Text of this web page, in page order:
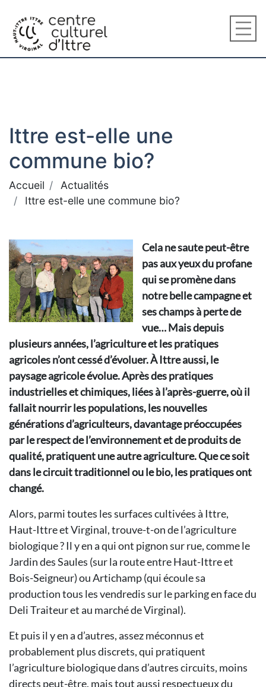
Ittre est-elle une
commune bio?
Accueil
Actualités
Ittre est-elle une commune bio?
Cela ne saute peut-être
pas aux yeux du profane
qui se promène dans
notre belle campagne et
ses champs à perte de
vue… Mais depuis
plusieurs années, l’agriculture et les pratiques
agricoles n’ont cessé d’évoluer. À Ittre aussi, le
paysage agricole évolue. Après des pratiques
industrielles et chimiques, liées à l’après-guerre, où il
fallait nourrir les populations, les nouvelles
générations d’agriculteurs, davantage préoccupées
par le respect de l’environnement et de produits de
qualité, pratiquent une autre agriculture. Que ce soit
dans le circuit traditionnel ou le bio, les pratiques ont
changé.
Alors, parmi toutes les surfaces cultivées à Ittre,
Haut-Ittre et Virginal, trouve-t-on de l’agriculture
biologique ? Il y en a qui ont pignon sur rue, comme le
Jardin des Saules (sur la route entre Haut-Ittre et
Bois-Seigneur) ou Artichamp (qui écoule sa
production tous les vendredis sur le parking en face du
Deli Traiteur et au marché de Virginal).
Et puis il y en a d’autres, assez méconnus et
probablement plus discrets, qui pratiquent
l’agriculture biologique dans d’autres circuits, moins
directs peut-être, mais tout aussi respectueux du